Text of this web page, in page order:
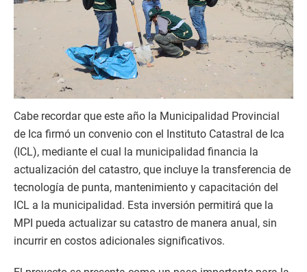
Cabe recordar que este año la Municipalidad Provincial
de Ica firmó un convenio con el Instituto Catastral de Ica
(ICL), mediante el cual la municipalidad financia la
actualización del catastro, que incluye la transferencia de
tecnología de punta, mantenimiento y capacitación del
ICL a la municipalidad. Esta inversión permitirá que la
MPI pueda actualizar su catastro de manera anual, sin
incurrir en costos adicionales significativos.